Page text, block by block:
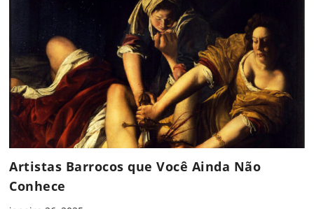
Artistas Barrocos que Você Ainda Não
Conhece